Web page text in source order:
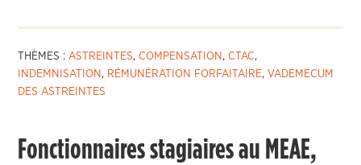
THÈMES :ASTREINTES,COMPENSATION ,CTAC,
INDEMNISATION , RÉMUNÉRATION FORFAITAIRE, VADEMECUM
DES ASTREINTES
Fonctionnaires stagiaires au MEAE,